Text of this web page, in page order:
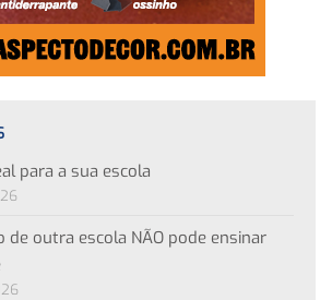
para a sua escola
de outra escola NÃO pode ensinar